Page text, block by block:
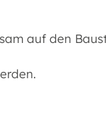
auf den